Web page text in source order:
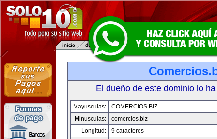
El dueño de este dominio lo
Mayusculas:
COMERCIOS.BIZ
Minusculas:
comercios.biz
Longitud:
9 caracteres